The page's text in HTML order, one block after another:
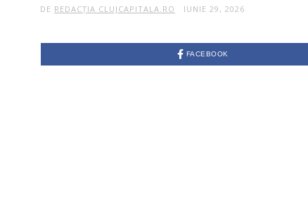
DE REDACȚIA CLUJCAPITALA.RO IUNIE 29, 2026
FACEBOOK